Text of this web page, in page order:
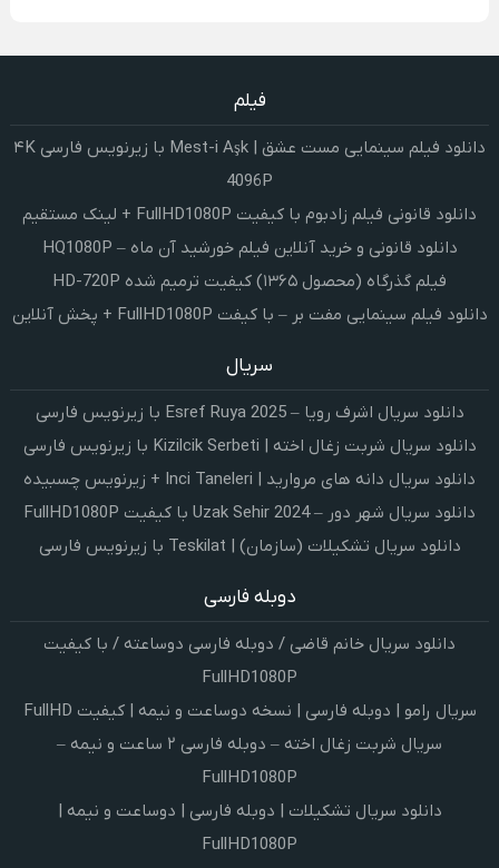
فیلم
دانلود فیلم سینمایی مست عشق | Mest-i Aşk با زیرنویس فارسی ۴K
4096P
دانلود قانونی فیلم زادبوم با کیفیت FullHD1080P + لینک مستقیم
دانلود قانونی و خرید آنلاین فیلم خورشید آن ماه – HQ1080P
فیلم گذرگاه (محصول ۱۳۶۵) کیفیت ترمیم شده HD-720P
دانلود فیلم سینمایی مفت بر – با کیفت FullHD1080P + پخش آنلاین
سریال
دانلود سریال اشرف رویا – Esref Ruya 2025 با زیرنویس فارسی
دانلود سریال شربت زغال اخته | Kizilcik Serbeti با زیرنویس فارسی
دانلود سریال دانه های مروارید | Inci Taneleri + زیرنویس چسبیده
دانلود سریال شهر دور – Uzak Sehir 2024 با کیفیت FullHD1080P
دانلود سریال تشکیلات (سازمان) | Teskilat با زیرنویس فارسی
دوبله فارسی
دانلود سریال خانم قاضی / دوبله فارسی دوساعته / با کیفیت
FullHD1080P
سریال رامو | دوبله فارسی | نسخه دوساعت و نیمه | کیفیت FullHD
سریال شربت زغال اخته – دوبله فارسی ۲ ساعت و نیمه –
FullHD1080P
دانلود سریال تشکیلات | دوبله فارسی | دوساعت و نیمه |
FullHD1080P